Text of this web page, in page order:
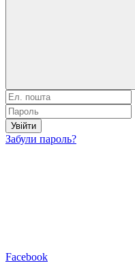
Увійти
Забули пароль?
Facebook